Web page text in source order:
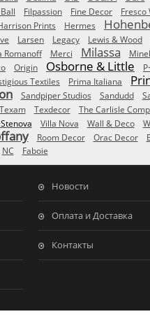
Filpassion Fine Decor Fresco
Prints Hermes
Larsen Legacy Lewis & Wood
Romanoff Merci Milassa
Origin Osborne & Little
Textiles Prima Italiana
Sandpiper Studios Sandudd
Texam Texdecor The Carlisle
Villa Nova Wall & Deco
Room Decor Orac Decor
NC Faboie
Новости
Оплата и Доставка
Контакты